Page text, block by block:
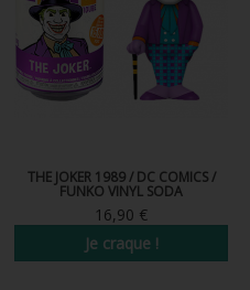
THE JOKER 1989 / DC COMICS /
FUNKO VINYL SODA
16,90 €
Je craque !